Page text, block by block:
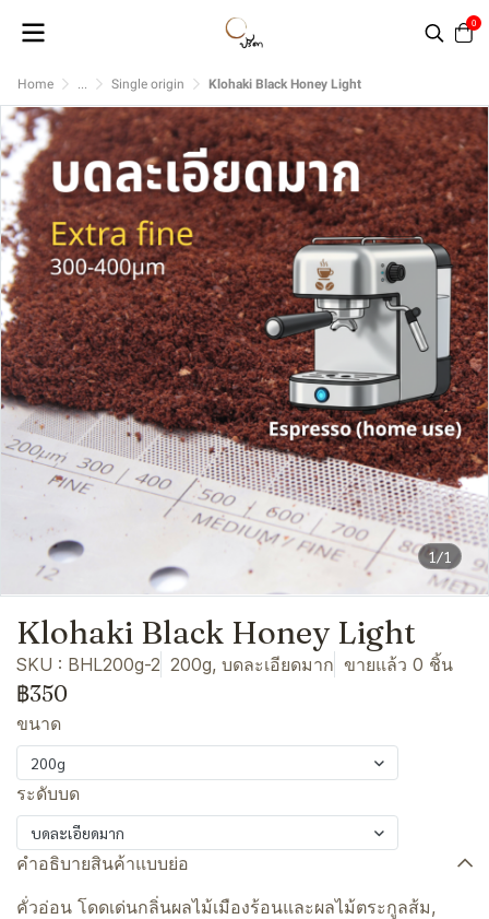
0
Home ... Single origin Klohaki Black Honey Light
1/1
Klohaki Black Honey Light
SKU : BHL200g-2 200g, บดละเอียดมาก ขายแล้ว 0 ชิ้น
฿350
ขนาด
200g
ระดับบด
บดละเอียดมาก
คำอธิบายสินค้าแบบย่อ
คั่วอ่อน โดดเด่นกลิ่นผลไม้เมืองร้อนและผลไม้ตระกูลส้ม,